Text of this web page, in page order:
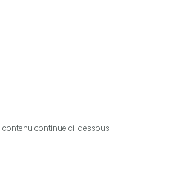
contenu continue ci-dessous